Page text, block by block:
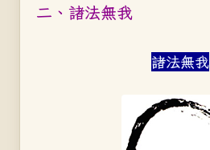
二、諸法無我
諸法無我